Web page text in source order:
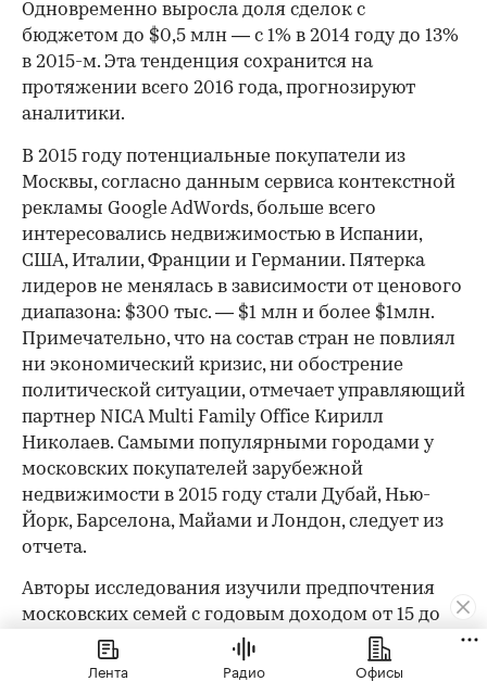
Одновременно выросла доля сделок с
бюджетом до $0,5 млн — с 1% в 2014 году до 13%
в 2015-м. Эта тенденция сохранится на
протяжении всего 2016 года, прогнозируют
аналитики.
00:00 / 00:00
В 2015 году потенциальные покупатели из
Москвы, согласно данным сервиса контекстной
рекламы Google AdWords, больше всего
интересовались недвижимостью в Испании,
США, Италии, Франции и Германии. Пятерка
лидеров не менялась в зависимости от ценового
диапазона: $300 тыс. — $1 млн и более $1млн.
Примечательно, что на состав стран не повлиял
ни экономический кризис, ни обострение
политической ситуации, отмечает управляющий
партнер NICA Multi Family Office Кирилл
Николаев. Самыми популярными городами у
московских покупателей зарубежной
недвижимости в 2015 году стали Дубай, Нью-
Йорк, Барселона, Майами и Лондон, следует из
отчета.
Авторы исследования изучили предпочтения
московских семей с годовым доходом от 15 до
100 млн руб. (от $200 тыс. до $1,3 млн). Таких, по
оценкам NICA Multi Family Office, не менее 84,3
Лента Радио Офисы